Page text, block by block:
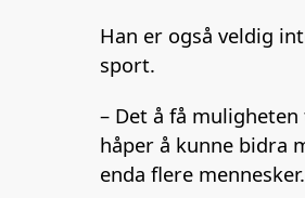
Han er også veldig
sport.
– Det å få
håper å kunne bidra
enda flere mennesker.